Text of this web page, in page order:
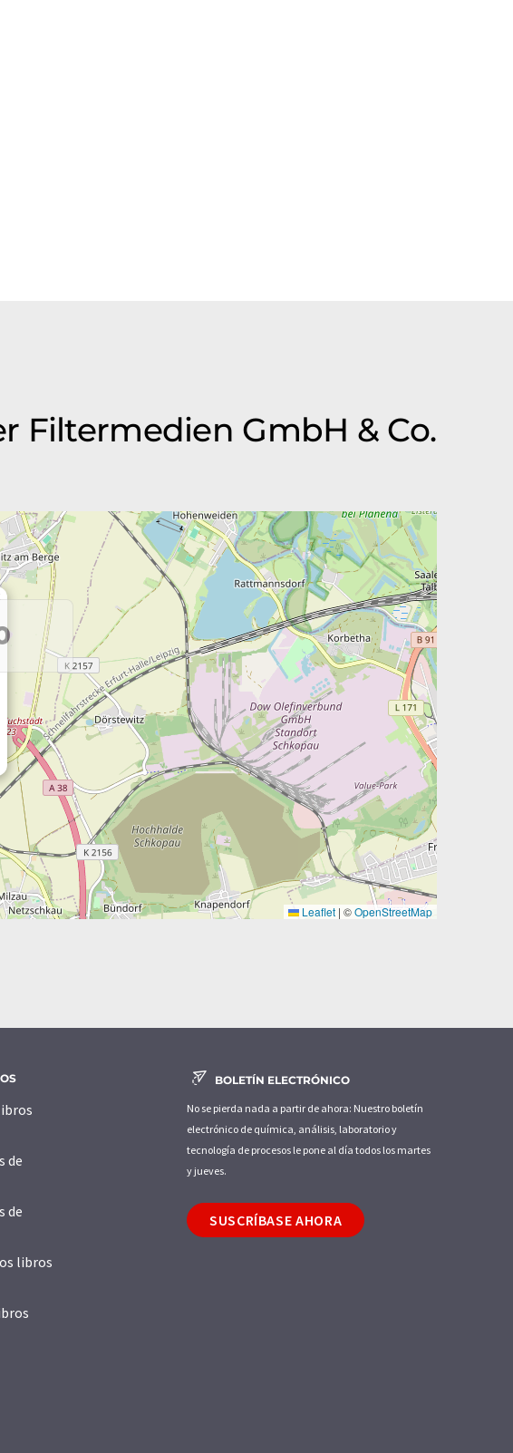
Filtermedien GmbH & Co.
Leaflet | ©OpenStreetMap
de
de
libros
BOLETÍN ELECTRÓNICO
No se pierda nada a partir de ahora: Nuestro boletín
electrónico de química, análisis, laboratorio y
tecnología de procesos le pone al día todos los martes
y jueves.
SUSCRÍBASE AHORA